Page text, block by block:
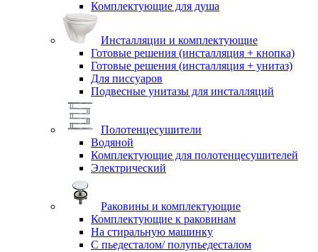
Комплектующие для душа
Инсталляции и комплектующие
Готовые решения (инсталляция + кнопка)
Готовые решения (инсталляция + унитаз)
Для писсуаров
Подвесные унитазы для инсталляций
Полотенцесушители
Водяной
Комплектующие для полотенцесушителей
Электрический
Раковины и комплектующие
Комплектующие к раковинам
На стиральную машинку
С пьедесталом/ полупьедесталом